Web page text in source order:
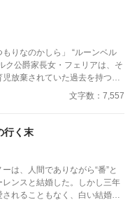
かにランベルトは表舞台から
かしら」 “ルーンベル
ク公爵家長女・フェリアは、そ
放棄されていた過去を持つ。
ながらも、フェリアはいつだ
文字数：7,557
行く末
は、人間でありながら“番”と
ンスと結婚した。しかし三年
れることもなく、白い結婚の